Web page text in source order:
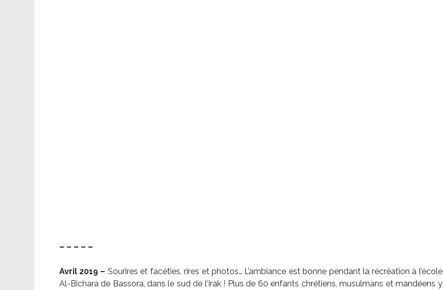
– – – – –
Avril 2019 – Sourires et facéties, rires et photos… L’ambiance est bonne pendant la récréation à l’école
Al-Bichara de Bassora, dans le sud de l’Irak ! Plus de 60 enfants chrétiens, musulmans et mandéens y